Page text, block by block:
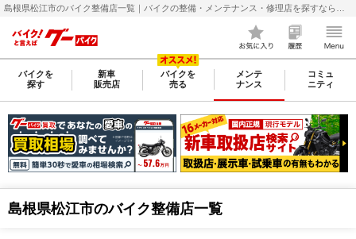
バイクを
探す
新車
販売店
バイクを
売る
メンテ
ナンス
コミュ
ニティ
島根県松江市のバイク整備店一覧